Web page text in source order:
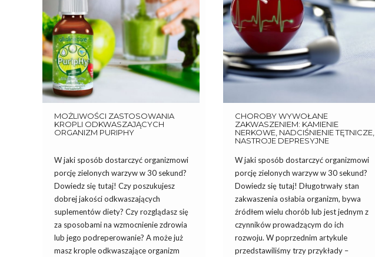
MOŻLIWOŚCI ZASTOSOWANIA
KROPLI ODKWASZAJĄCYCH
ORGANIZM PURIPHY
W jaki sposób dostarczyć organizmowi
porcję zielonych warzyw w 30 sekund?
Dowiedz się tutaj! Czy poszukujesz
dobrej jakości odkwaszających
suplementów diety? Czy rozglądasz się
za sposobami na wzmocnienie zdrowia
lub jego podreperowanie? A może już
masz krople odkwaszające organizm
CHOROBY WYWOŁANE
ZAKWASZENIEM: KAMIENIE
NERKOWE, NADCIŚNIENIE TĘTNICZE,
NASTROJE DEPRESYJNE
W jaki sposób dostarczyć organizmowi
porcję zielonych warzyw w 30 sekund?
Dowiedz się tutaj! Długotrwały stan
zakwaszenia osłabia organizm, bywa
źródłem wielu chorób lub jest jednym z
czynników prowadzącym do ich
rozwoju. W poprzednim artykule
przedstawiliśmy trzy przykłady –